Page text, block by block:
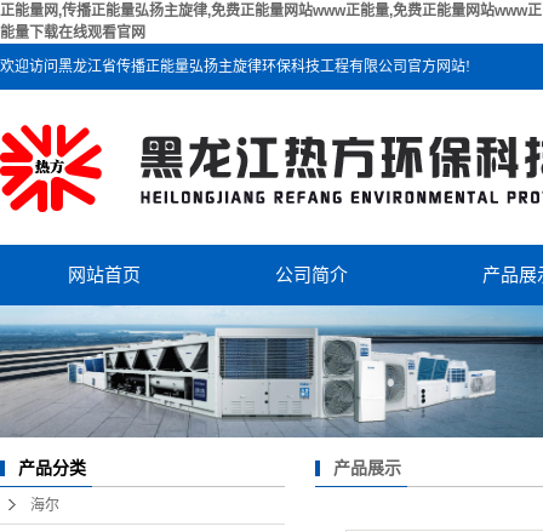
正能量网,传播正能量弘扬主旋律,免费正能量网站www正能量,免费正能量网站www正
能量下载在线观看官网
欢迎访问黑龙江省传播正能量弘扬主旋律环保科技工程有限公司官方网站!
网站首页 公司简介
公司简介
联系正能量网
产品展
海尔
产品分类
海尔
产品展示